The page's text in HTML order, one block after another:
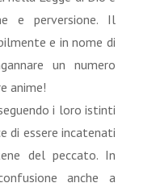
e perversione. Il
e in nome di
un numero
anime!
i loro istinti
di essere incatenati
del peccato. In
anche a